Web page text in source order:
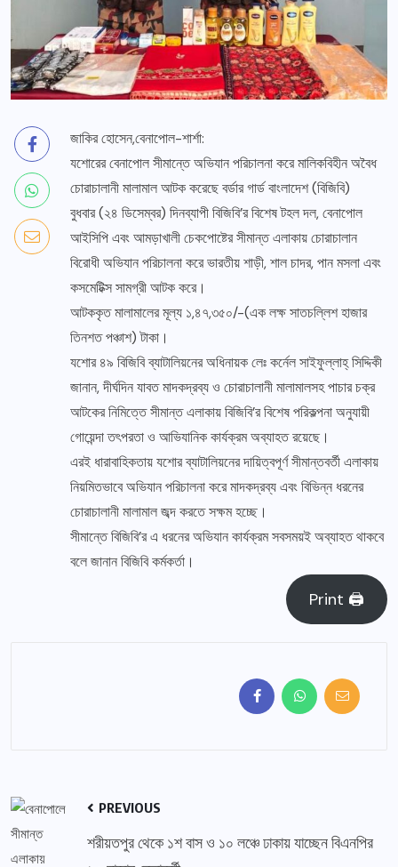
জাকির হোসেন,বেনাপোল-শার্শা:
যশোরের বেনাপোল সীমান্তে অভিযান পরিচালনা করে মালিকবিহীন অবৈধ
চোরাচালানী মালামাল আটক করেছে বর্ডার গার্ড বাংলাদেশ (বিজিবি)
বুধবার (২৪ ডিসেম্বর) দিনব্যাপী বিজিবি’র বিশেষ টহল দল, বেনাপোল
আইসিপি এবং আমড়াখালী চেকপোষ্টের সীমান্ত এলাকায় চোরাচালান
বিরোধী অভিযান পরিচালনা করে ভারতীয় শাড়ী, শাল চাদর, পান মসলা এবং
কসমেটিক্স সামগ্রী আটক করে।
আটককৃত মালামালের মূল্য ১,৪৭,৩৫০/-(এক লক্ষ সাতচল্লিশ হাজার
তিনশত পঞ্চাশ) টাকা।
যশোর ৪৯ বিজিবি ব্যাটালিয়নের অধিনায়ক লেঃ কর্নেল সাইফুল্লাহ্ সিদ্দিকী
জানান, দীর্ঘদিন যাবত মাদকদ্রব্য ও চোরাচালানী মালামালসহ পাচার চক্র
আটকের নিমিত্তে সীমান্ত এলাকায় বিজিবি’র বিশেষ পরিকল্পনা অনুযায়ী
গোয়েন্দা তৎপরতা ও আভিযানিক কার্যক্রম অব্যাহত রয়েছে।
এরই ধারাবাহিকতায় যশোর ব্যাটালিয়নের দায়িত্বপূর্ণ সীমান্তবর্তী এলাকায়
নিয়মিতভাবে অভিযান পরিচালনা করে মাদকদ্রব্য এবং বিভিন্ন ধরনের
চোরাচালানী মালামাল জব্দ করতে সক্ষম হচ্ছে।
সীমান্তে বিজিবি’র এ ধরনের অভিযান কার্যক্রম সবসময়ই অব্যাহত থাকবে
বলে জানান বিজিবি কর্মকর্তা।
Print 🖨
PREVIOUS
শরীয়তপুর থেকে ১শ বাস ও ১০ লঞ্চে ঢাকায় যাচ্ছেন বিএনপির